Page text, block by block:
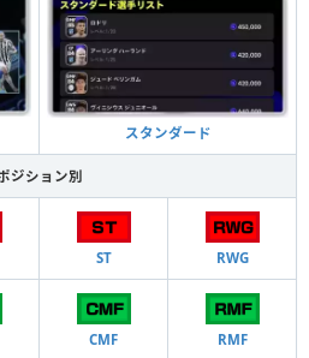
スタンダード
ジション別
ST RWG
CMF RMF